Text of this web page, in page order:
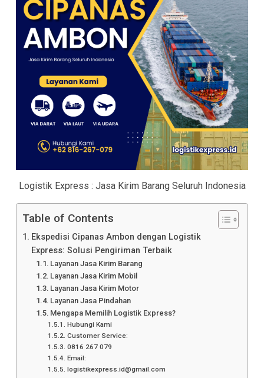
Logistik Express : Jasa Kirim Barang Seluruh Indonesia
Table of Contents
Ekspedisi Cipanas Ambon dengan Logistik
Express: Solusi Pengiriman Terbaik
Layanan Jasa Kirim Barang
Layanan Jasa Kirim Mobil
Layanan Jasa Kirim Motor
Layanan Jasa Pindahan
Mengapa Memilih Logistik Express?
Hubungi Kami
Customer Service:
0816 267 079
Email:
logistikexpress.id@gmail.com